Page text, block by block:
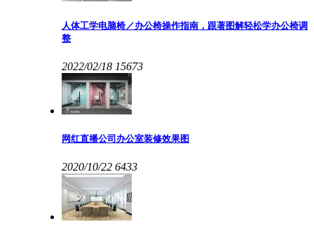
人体工学电脑椅／办公椅操作指南，跟著图解轻松学办公椅调
整
2022/02/18 15673
网红直播公司办公室装修效果图
2020/10/22 6433